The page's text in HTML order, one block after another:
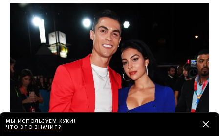
МЫ ИСПОЛЬЗУЕМ КУКИ!
ЧТО ЭТО ЗНАЧИТ?